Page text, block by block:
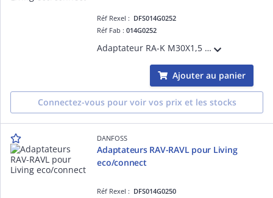
Réf Rexel : DFS014G0252
Réf Fab :014G0252
Adaptateur RA-K M30X1,5 pour Living eco/connect
Ajouter au panier
Connectez-vous pour voir vos prix et les stocks
DANFOSS
Adaptateurs RAV-RAVL pour Living
eco/connect
Réf Rexel : DFS014G0250